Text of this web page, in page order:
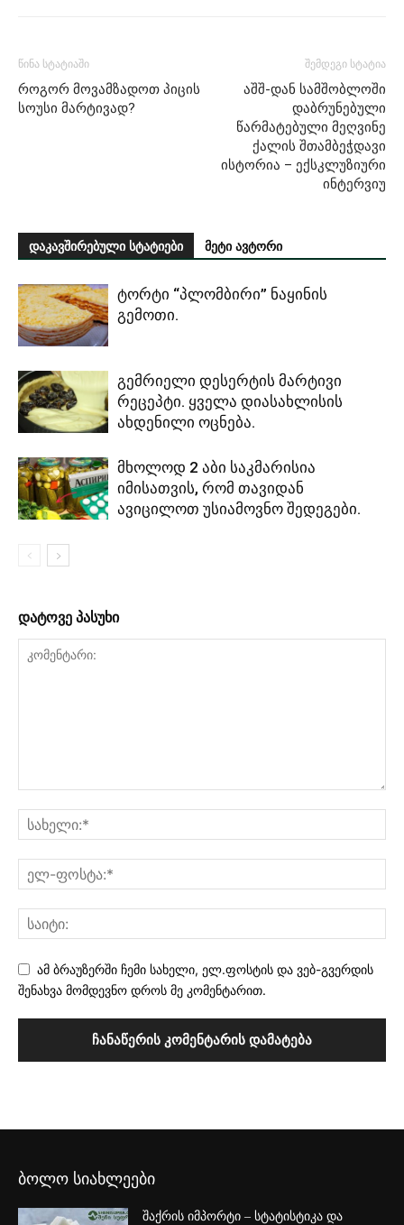
წინა სტატიაში
როგორ მოვამზადოთ პიცის
სოუსი მარტივად?
შემდეგი სტატია
აშშ-დან სამშობლოში
დაბრუნებული
წარმატებული მეღვინე
ქალის შთამბეჭდავი
ისტორია – ექსკლუზიური
ინტერვიუ
დაკავშირებული სტატიები მეტი ავტორი
ტორტი “პლომბირი” ნაყინის
გემოთი.
გემრიელი დესერტის მარტივი
რეცეპტი. ყველა დიასახლისის
ახდენილი ოცნება.
მხოლოდ 2 აბი საკმარისია
იმისათვის, რომ თავიდან
ავიცილოთ უსიამოვნო შედეგები.
დატოვე პასუხი
ამ ბრაუზერში ჩემი სახელი, ელ.ფოსტის და ვებ-გვერდის
შენახვა მომდევნო დროს მე კომენტარით.
ბოლო სიახლეები
შაქრის იმპორტი – სტატისტიკა და